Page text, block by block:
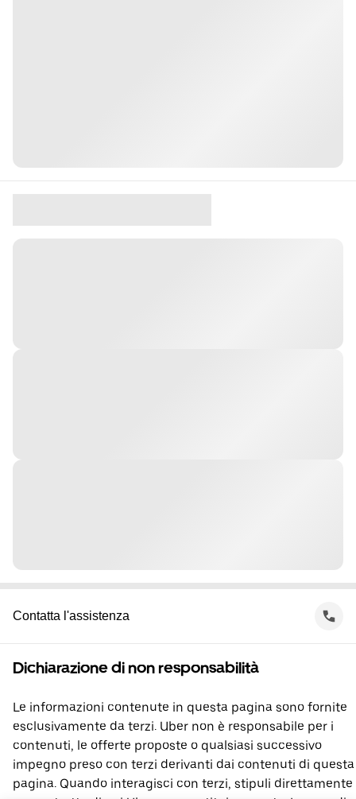
Contatta l'assistenza
Dichiarazione di non responsabilità
Le informazioni contenute in questa pagina sono fornite
esclusivamente da terzi. Uber non è responsabile per i
contenuti, le offerte proposte o qualsiasi successivo
impegno preso con terzi derivanti dai contenuti di questa
pagina. Quando interagisci con terzi, stipuli direttamente